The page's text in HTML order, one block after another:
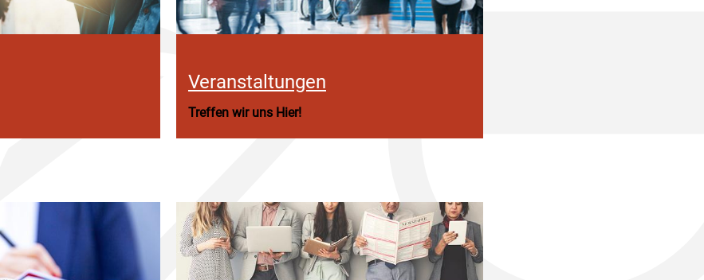
Veranstaltungen
Treffen wir uns Hier!